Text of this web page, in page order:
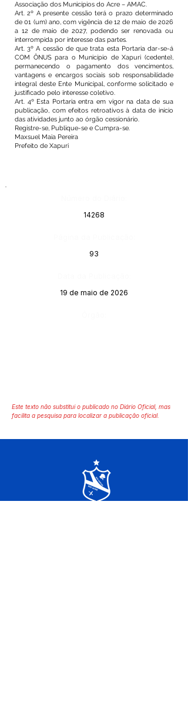
Associação dos Municípios do Acre – AMAC.
Art. 2º A presente cessão terá o prazo determinado
de 01 (um) ano, com vigência de 12 de maio de 2026
a 12 de maio de 2027, podendo ser renovada ou
interrompida por interesse das partes.
Art. 3º A cessão de que trata esta Portaria dar-se-á
COM ÔNUS para o Município de Xapuri (cedente),
permanecendo o pagamento dos vencimentos,
vantagens e encargos sociais sob responsabilidade
integral deste Ente Municipal, conforme solicitado e
justificado pelo interesse coletivo.
Art. 4º Esta Portaria entra em vigor na data de sua
publicação, com efeitos retroativos à data de início
das atividades junto ao órgão cessionário.
Registre-se, Publique-se e Cumpra-se.
Maxsuel Maia Pereira
Prefeito de Xapuri
14268
93
19 de maio de 2026
Este texto não substitui o publicado no Diário Oficial, mas
facilita a pesquisa para localizar a publicação oficial.